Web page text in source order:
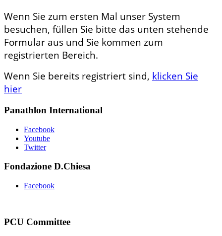
Wenn Sie zum ersten Mal unser System
besuchen, füllen Sie bitte das unten stehende
Formular aus und Sie kommen zum
registrierten Bereich.
Wenn Sie bereits registriert sind, klicken Sie
hier
Panathlon International
Facebook
Youtube
Twitter
Fondazione D.Chiesa
Facebook
PCU Committee